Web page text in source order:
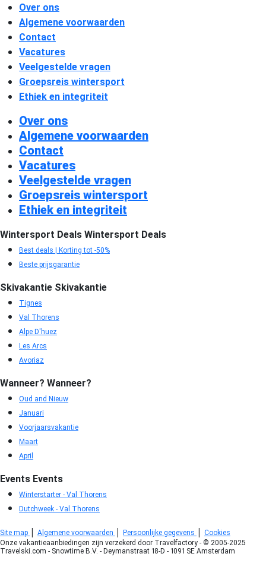
Over ons
Algemene voorwaarden
Contact
Vacatures
Veelgestelde vragen
Groepsreis wintersport
Ethiek en integriteit
Over ons
Algemene voorwaarden
Contact
Vacatures
Veelgestelde vragen
Groepsreis wintersport
Ethiek en integriteit
Wintersport Deals Wintersport Deals
Best deals | Korting tot -50%
Beste prijsgarantie
Skivakantie Skivakantie
Tignes
Val Thorens
Alpe D'huez
Les Arcs
Avoriaz
Wanneer? Wanneer?
Oud and Nieuw
Januari
Voorjaarsvakantie
Maart
April
Events Events
Winterstarter - Val Thorens
Dutchweek - Val Thorens
Site map | Algemene voorwaarden | Persoonlijke gegevens | Cookies
Onze vakantieaanbiedingen zijn verzekerd door Travelfactory - © 2005-2025
Travelski.com - Snowtime B.V. - Deymanstraat 18-D - 1091 SE Amsterdam